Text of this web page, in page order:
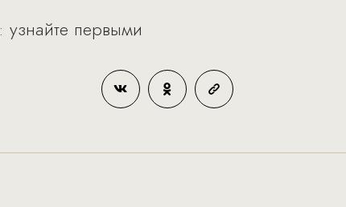
: узнайте первыми